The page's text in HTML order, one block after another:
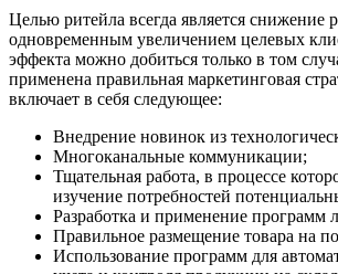
Целью ритейла всегда является снижение
одновременным увеличением целевых
эффекта можно добиться только в том
применена правильная маркетинговая
включает в себя следующее:
Внедрение новинок из
Многоканальные коммуникации;
Тщательная работа, в процессе
изучение потребностей
Разработка и применение программ
Правильное размещение товара на
Использование программ для